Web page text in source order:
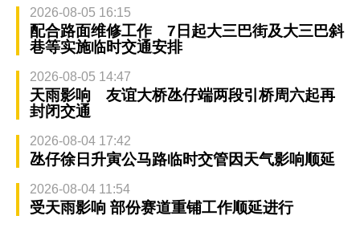
2026-08-05 16:15
配合路面维修工作 7日起大三巴街及大三巴斜
巷等实施临时交通安排
2026-08-05 14:47
天雨影响 友谊大桥氹仔端两段引桥周六起再
封闭交通
2026-08-04 17:42
氹仔徐日升寅公马路临时交管因天气影响顺延
2026-08-04 11:54
受天雨影响 部份赛道重铺工作顺延进行